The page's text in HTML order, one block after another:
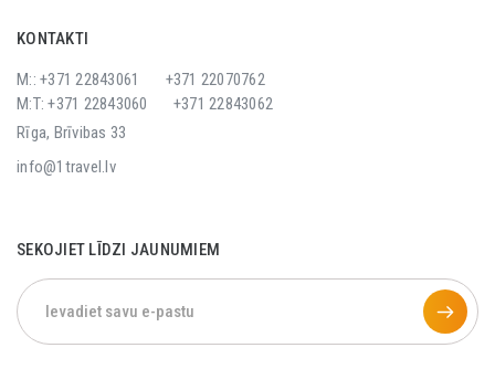
KONTAKTI
M:: +371 22843061
+371 22070762
M:T: +371 22843060
+371 22843062
Rīga, Brīvibas 33
info@1travel.lv
SEKOJIET LĪDZI JAUNUMIEM